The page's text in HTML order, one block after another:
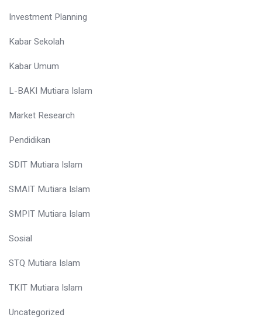
Investment Planning
Kabar Sekolah
Kabar Umum
L-BAKI Mutiara Islam
Market Research
Pendidikan
SDIT Mutiara Islam
SMAIT Mutiara Islam
SMPIT Mutiara Islam
Sosial
STQ Mutiara Islam
TKIT Mutiara Islam
Uncategorized